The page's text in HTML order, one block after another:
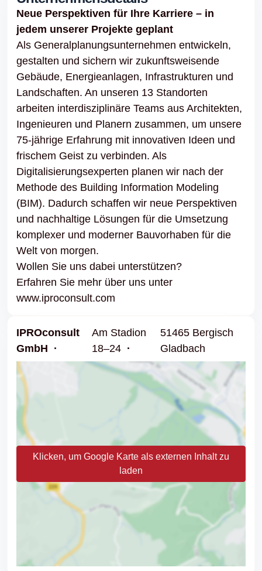
Neue Perspektiven für Ihre Karriere – in
jedem unserer Projekte geplant
Als Generalplanungsunternehmen entwickeln,
gestalten und sichern wir zukunftsweisende
Gebäude, Energieanlagen, Infrastrukturen und
Landschaften. An unseren 13 Standorten
arbeiten interdisziplinäre Teams aus Architekten,
Ingenieuren und Planern zusammen, um unsere
75-jährige Erfahrung mit innovativen Ideen und
frischem Geist zu verbinden. Als
Digitalisierungsexperten planen wir nach der
Methode des Building Information Modeling
(BIM). Dadurch schaffen wir neue Perspektiven
und nachhaltige Lösungen für die Umsetzung
komplexer und moderner Bauvorhaben für die
Welt von morgen.
Wollen Sie uns dabei unterstützen?
Erfahren Sie mehr über uns unter
www.iproconsult.com
IPROconsult
GmbH
Am Stadion
18–24
51465 Bergisch
Gladbach
Klicken, um Google Karte als externen Inhalt zu
laden